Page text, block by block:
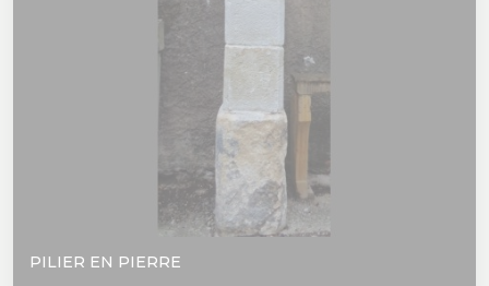
PILIER EN PIERRE